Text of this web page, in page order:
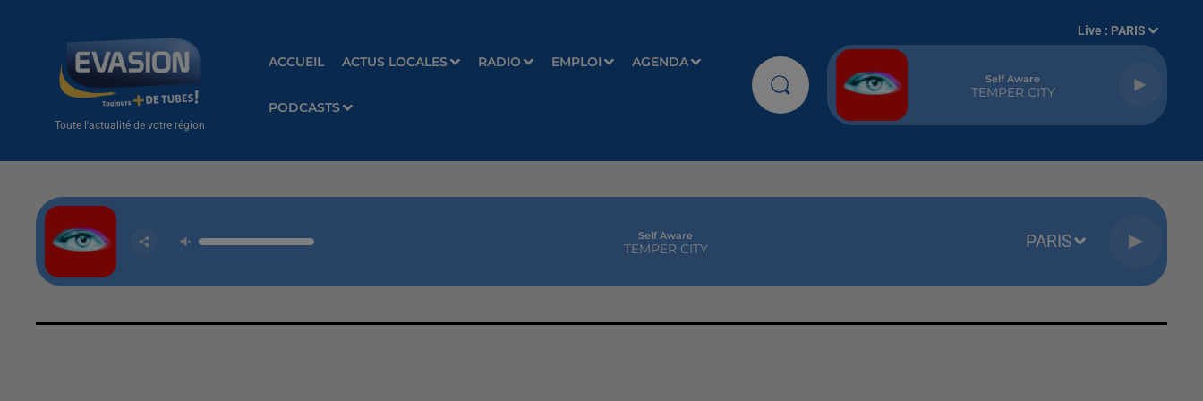
Toute l'actualité de votre région
ACCUEIL ACTUS LOCALES RADIO EMPLOI AGENDA
PODCASTS
Live : PARIS
Self Aware
TEMPER CITY
Self Aware
TEMPER CITY PARIS